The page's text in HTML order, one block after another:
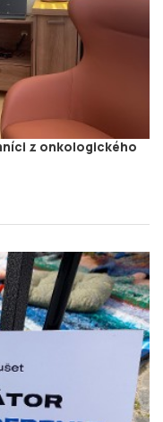
z onkologického